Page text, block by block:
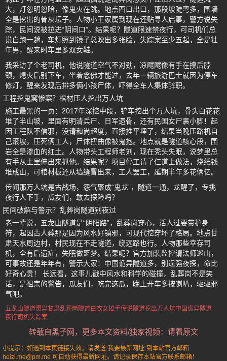
大，灯忽明忽暗，像鬼火在跳。地点西口出口，那段坡陡弯多，围墙
全是挖出的骨灰坛子。人物小王家属到现在还贴寻人启事，警方说失
踪，民间说被拉进“阴间口”。结果呢？隧道限速禁夜行，可司机们总
说白跑一趟，车灯照到镜子总映出多张脸，失踪案至少五起，全是壮
年男，醒来时车里多双女鞋。
我采访了个老司机，他说隧道空气不对劲，凉飕飕像有手在摸后脖
颈，熄火后别下车，坐着念佛才能过，去年一辆旅游巴士就因为停车
修灯，醒来发现后排多俩小孩尸体，吓得全车人集体辞职。
工程挖鬼窝惨案？棺材压人挖出万人坑
施工最黑的一页：2017年深挖中段，铲车挖出个万人坑，骨头白花花
堆了半山坡，里面有明清兵尸、日军遗骨，还有民国女尸裹小脚！起
因工程队不信邪，没请和尚超度，直接推平埋了，结果当晚压路机自
己滚坡，压死俩工人，尸体扭曲像被鬼抱。地点就是隧道核心段，围
岩全是渗血的红土。人物带头工程师老刘，现在秃头失眠，说梦里总
有手从土里伸出来抓他。结果呢？项目停工请了仨道士做法，烧纸钱
堆成山，可棺材板还从墙缝冒出来，工人罢工，延期半年多花俩亿。
传闻那万人坑是古战场，怨气聚成“鬼龙”，隧道一通，龙醒了，专挑
夜行人下手，瓜友们，敢去探险吗？
民间破解与警示？乱葬岗隧道别夜过
老一辈说，五龙山隧道是“阴阳路”，乱葬岗穿心，活人过要带护身
符，起因古人葬那是因为风水好镇邪，可现代挖穿坏了格局。地点甘
肃天水周边村，村民现在不走隧道，绕远路也行。人物那些幸存司
机，全有后遗症，失眠做噩梦。结果呢？官方加装监控请法师巡山，
可事故还是年年有，警示大家：中国诡异隧道多，别逞强夜探，命比
好奇心贵！ 长远看，这事儿戳中风水和科学的碰撞，乱葬岗不是笑
话，是祖宗的警告，瓜友们，吃完这瓜，晚上开车多按喇叭，驱驱邪
气吧。
五龙山隧道灵异甘肃乱葬岗隧道白衣女拉手传说隧道挖出万人坑中国诡异隧道
夜行司机失踪案
转载自黑子网，更多本文资料/独家视频：请看原文
小提示：如遇到本页链接失效，请发送“我要最新网址”到本站官方邮箱
heizi.me@pm.me 可自动获得最新网址。请记录保存本站官方联系邮箱！